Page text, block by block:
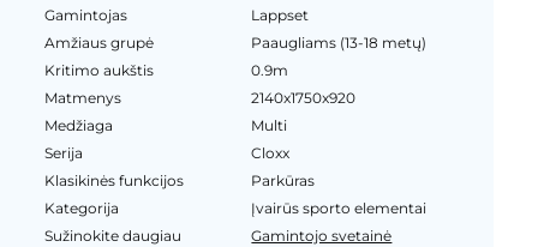
Gamintojas
Lappset
Amžiaus grupė
Paaugliams (13-18 metų)
Kritimo aukštis
0.9m
Matmenys
2140x1750x920
Medžiaga
Multi
Serija
Cloxx
Klasikinės funkcijos
Parkūras
Kategorija
Įvairūs sporto elementai
Sužinokite daugiau
Gamintojo svetainė